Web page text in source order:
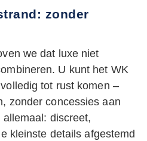
zonder
we dat luxe niet
U kunt het WK
tot rust komen –
zonder concessies aan
discreet,
kleinste details afgestemd